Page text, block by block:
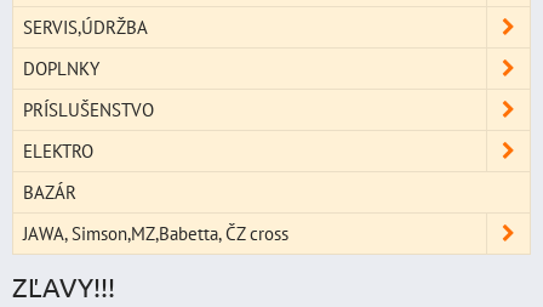
SERVIS,ÚDRŽBA
DOPLNKY
PRÍSLUŠENSTVO
ELEKTRO
BAZÁR
JAWA, Simson,MZ,Babetta, ČZ cross
ZĽAVY!!!